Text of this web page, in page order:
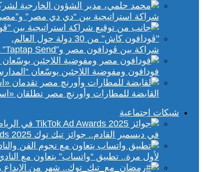
شراكة استراتيجية بين “دي دي مصر”
شراكة بين ڤودافون مصر و”Taptap Send” لتحويل الأموال من 30 دولة لمحفظة “فودافون كاش”
فودافون ومفوضية اللاجئين يوسّعان “المدارس الفورية” إلى
القابضة للمطارات وأورنچ مصر تطلقان
شبكات اجتماعية
في ديسمبر القادم.. جوائز تيك توك Ad Awards 2025 تحتفي بالإبداع الإعلاني في الشرق الأوسط
لأول مرة.. تطبيق “واتساب” يتعاون مع